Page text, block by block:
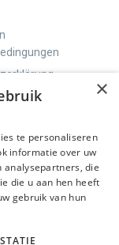
×
te personaliseren
informatie over uw
analysepartners, die
die u aan hen heeft
gebruik van hun